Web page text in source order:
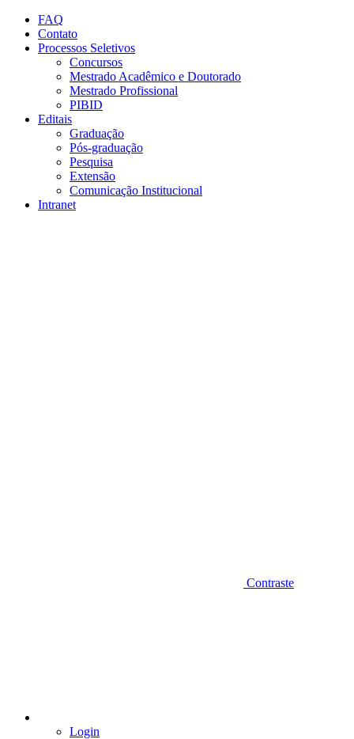
Conteúdo principal
FAQ
Contato
Processos Seletivos
Concursos
Mestrado Acadêmico e Doutorado
Mestrado Profissional
PIBID
Editais
Graduação
Pós-graduação
Pesquisa
Extensão
Comunicação Institucional
Intranet
Contraste
Login